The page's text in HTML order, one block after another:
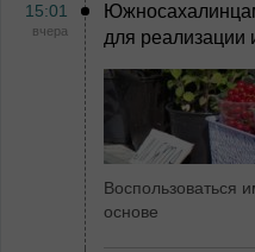
15:01
вчера
для реализации
Воспользоваться
основе